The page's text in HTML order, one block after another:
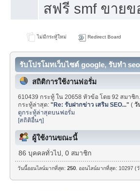
สฟรี smf ขาย
ไม่มีกระทู้ใหม่ Redirect Board
รับโปรโมทเว็บไซต์ google, รับทำ
สถิติการใช้งานฟอรั่ม
610439 กระทู้ ใน 20658 หัวข้อ โดย 92 สมาชิ
กระทู้ล่าสุด:"Re: รับฝากข่าว เสริม SEO..." (วั
ดูกระทู้ล่าสุดบนฟอรั่ม
[สถิติอื่นๆ]
ผู้ใช้งานขณะนี้
86 บุคคลทั่วไป, 0 สมาชิก
วันนี้ออนไลน์มากที่สุด:250 . ออนไลน์มากที่สุด: 10297